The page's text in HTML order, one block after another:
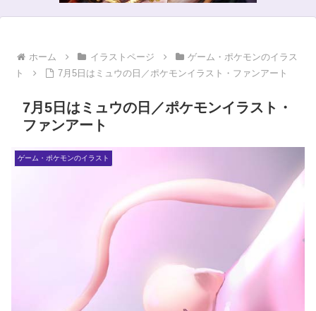
ホーム イラストページ
ゲーム・ポケモンのイラス
ト
7月5日はミュウの日／ポケモンイラスト・ファンアート
7月5日はミュウの日／ポケモンイラスト・
ファンアート
ゲーム・ポケモンのイラスト